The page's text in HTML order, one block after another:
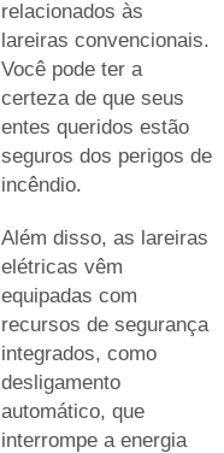
relacionados às
lareiras convencionais.
Você pode ter a
certeza de que seus
entes queridos estão
seguros dos perigos de
incêndio.
Além disso, as lareiras
elétricas vêm
equipadas com
recursos de segurança
integrados, como
desligamento
automático, que
interrompe a energia